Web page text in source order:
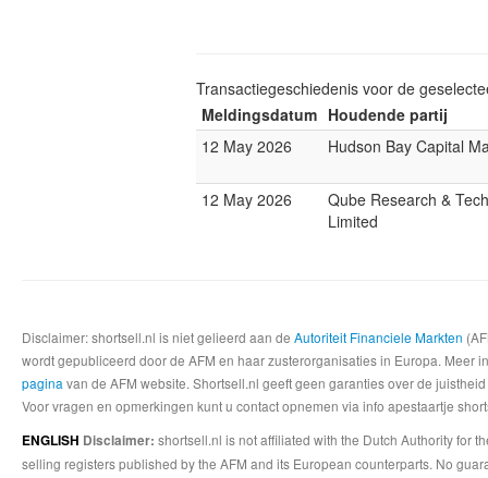
Transactiegeschiedenis voor de
Meldingsdatum Houdende partij
12 May 2026
Hudson Bay Capital
12 May 2026
Qube Research &
Limited
Disclaimer: shortsell.nl is niet gelieerd aan de Autoriteit Financiele Markten
wordt gepubliceerd door de AFM en haar zusterorganisaties in Europa.
pagina van de AFM website. Shortsell.nl geeft geen garanties over de
Voor vragen en opmerkingen kunt u contact opnemen via info apestaartje
ENGLISH Disclaimer: shortsell.nl is not affiliated with the Dutch Authority for
selling registers published by the AFM and its European counterparts. No